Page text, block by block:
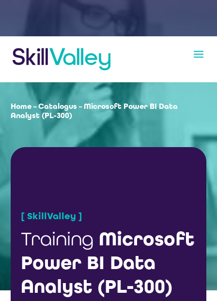
Home –Catalogus –Microsoft Power BI Data
Analyst (PL-300)
[ SkillValley ]
Training Microsoft
Power BI Data
Analyst (PL-300)